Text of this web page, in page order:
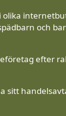
och
efter
sitt